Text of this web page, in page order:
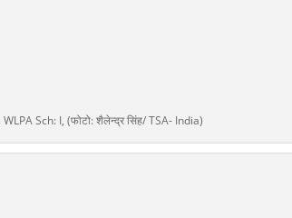
Sch: I, (फोटो: शैलेन्द्र सिंह/ TSA- India)